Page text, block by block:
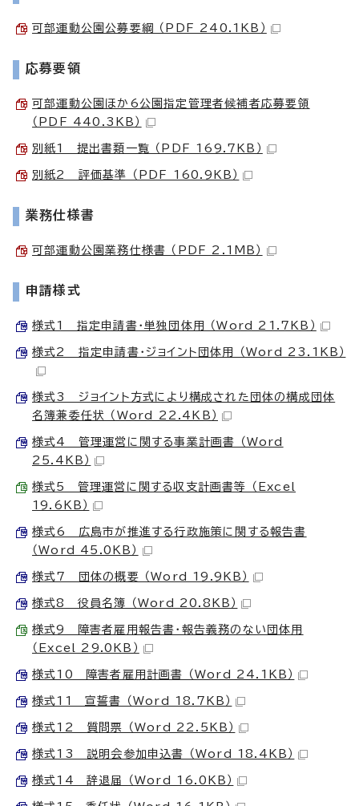
可部運動公園公募要綱 （PDF 240.1KB）
応募要領
可部運動公園ほか6公園指定管理者候補者応募要領
（PDF 440.3KB）
別紙1 提出書類一覧 （PDF 169.7KB）
別紙2 評価基準 （PDF 160.9KB）
業務仕様書
可部運動公園業務仕様書 （PDF 2.1MB）
申請様式
様式1 指定申請書・単独団体用 （Word 21.7KB）
様式2 指定申請書・ジョイント団体用 （Word 23.1KB）
様式3 ジョイント方式により構成された団体の構成団体
名簿兼委任状 （Word 22.4KB）
様式4 管理運営に関する事業計画書 （Word
25.4KB）
様式5 管理運営に関する収支計画書等 （Excel
19.6KB）
様式6 広島市が推進する行政施策に関する報告書
（Word 45.0KB）
様式7 団体の概要 （Word 19.9KB）
様式8 役員名簿 （Word 20.8KB）
様式9 障害者雇用報告書・報告義務のない団体用
（Excel 29.0KB）
様式10 障害者雇用計画書 （Word 24.1KB）
様式11 宣誓書 （Word 18.7KB）
様式12 質問票 （Word 22.5KB）
様式13 説明会参加申込書 （Word 18.4KB）
様式14 辞退届 （Word 16.0KB）